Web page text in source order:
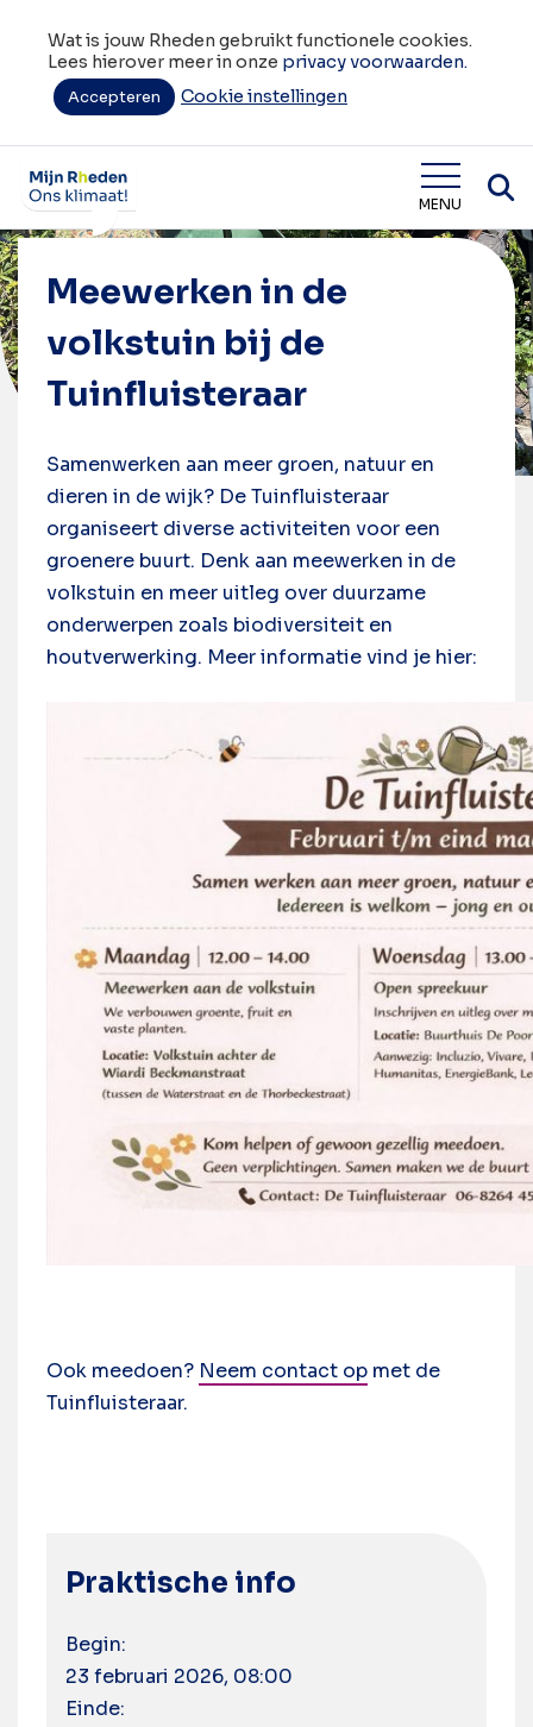
Wat is jouw Rheden gebruikt functionele cookies.
Lees hierover meer in onze privacy voorwaarden.
Accepteren Cookie instellingen
Wat is jouw Rheden MENU
Home
Agenda
23
februari
Meewerken in de
volkstuin bij de
Tuinfluisteraar
Samenwerken aan meer groen, natuur en
dieren in de wijk? De Tuinfluisteraar
organiseert diverse activiteiten voor een
groenere buurt. Denk aan meewerken in de
volkstuin en meer uitleg over duurzame
onderwerpen zoals biodiversiteit en
houtverwerking. Meer informatie vind je hier:
Ook meedoen? Neem contact op met de
Tuinfluisteraar.
Praktische info
Begin:
23 februari 2026, 08:00
Einde: